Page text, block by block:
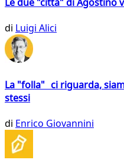
di Luigi Alici
La "folla" ci riguarda,
stessi
di Enrico Giovannini